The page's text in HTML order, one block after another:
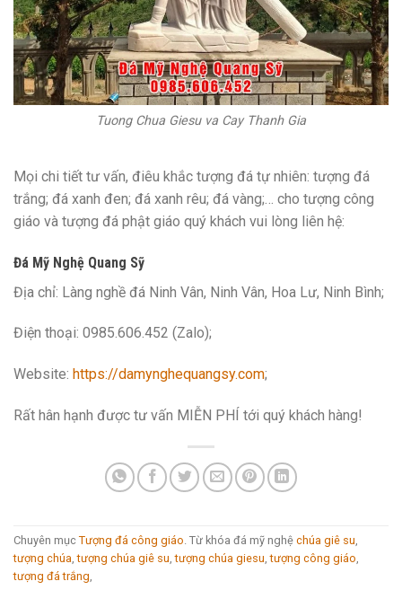
Tuong Chua Giesu va Cay Thanh Gia
Mọi chi tiết tư vấn, điêu khắc tượng đá tự nhiên: tượng đá
trắng; đá xanh đen; đá xanh rêu; đá vàng;… cho tượng công
giáo và tượng đá phật giáo quý khách vui lòng liên hệ:
Đá Mỹ Nghệ Quang Sỹ
Địa chỉ: Làng nghề đá Ninh Vân, Ninh Vân, Hoa Lư, Ninh Bình;
Điện thoại: 0985.606.452 (Zalo);
Website: https://damynghequangsy.com;
Rất hân hạnh được tư vấn MIỄN PHÍ tới quý khách hàng!
Chuyên mục Tượng đá công giáo. Từ khóa đá mỹ nghệ chúa giê su,
tượng chúa,tượng chúa giê su,tượng chúa giesu,tượng công giáo,
tượng đá trắng,